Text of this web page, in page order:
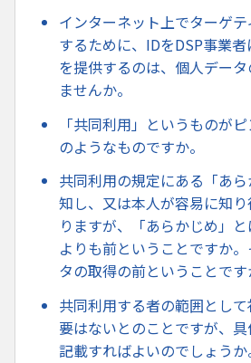
インターネット上でターゲ
するために、IDをDSP事業
を提供するのは、個人デー
ませんか。
「共同利用」というものが
のようなものですか。
共同利用の規定にある「あ
知し、又は本人が容易に知
りますが、「あらかじめ」
よりも前ということですか
タの取得の前ということです
共同利用する者の範囲とし
要はないとのことですが、
記載すればよいのでしょうか